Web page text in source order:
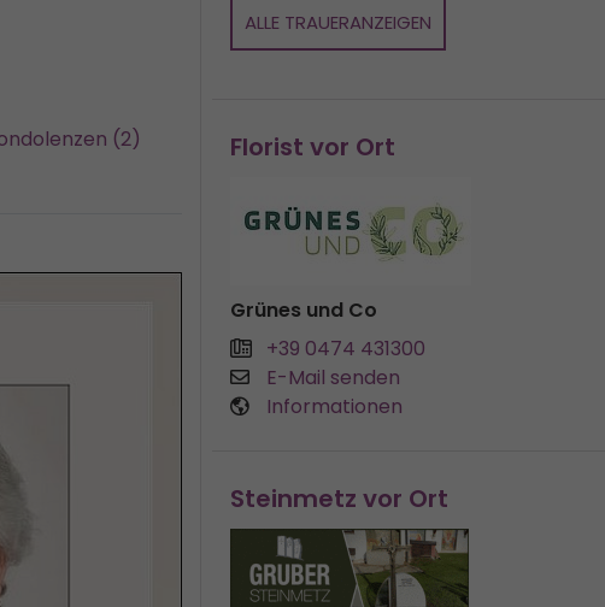
(2)
ALLE TRAUERANZEIGEN
Florist vor Ort
Grünes und Co
+39 0474 431300
E-Mail senden
Informationen
Steinmetz vor Ort